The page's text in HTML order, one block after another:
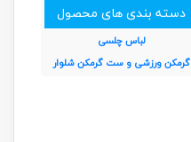
دسته بندی های محصول
لباس چلسی
گرمکن ورزشی و ست گرمکن شلوار